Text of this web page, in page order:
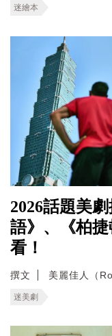
迷繪本
2026話題美
語》、《柏
看！
撰文 美麗佳人（
迷美劇